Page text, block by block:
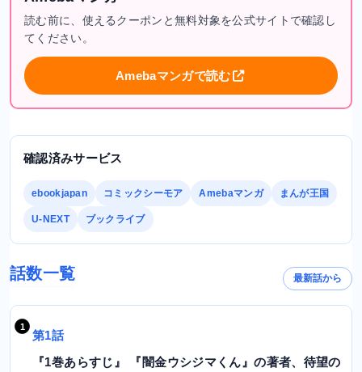
読む前に、使えるクーポンと無料対象を公式サイトで確認し
てください。
Amebaマンガで読む
確認済みサービス
ebookjapan コミックシーモア Amebaマンガ まんが王国
U-NEXT ブックライブ
話数一覧 最新話から
第1話
『1巻あらすじ』 『闇金ウシジマくん』の著者、待望の